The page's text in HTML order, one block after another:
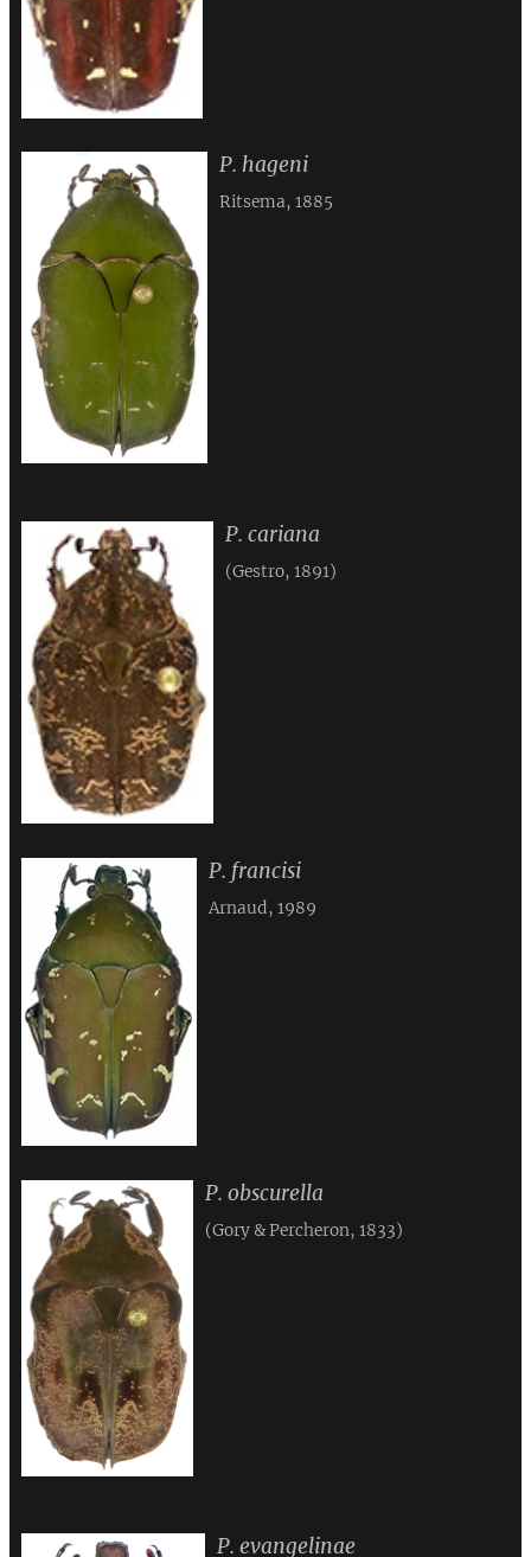
P. hageni
Ritsema, 1885
P. cariana
(Gestro, 1891)
P. francisi
Arnaud, 1989
P. obscurella
(Gory & Percheron, 1833)
P. evangelinae